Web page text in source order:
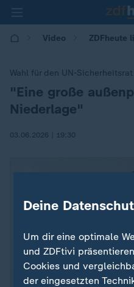
Video ZDFheute
Wahl für den UN-Sicherheitsrat
:"Eine große
Niederlage"
03.06.2026 | 19:30
Deine
Um dir eine optimale
und ZDFtivi
Cookies und
der eingesetzten